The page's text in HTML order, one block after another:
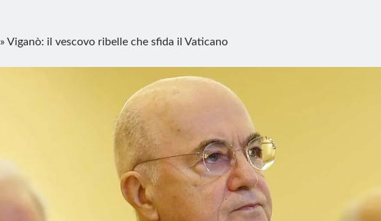
»Viganò: il vescovo ribelle che sfida il Vaticano